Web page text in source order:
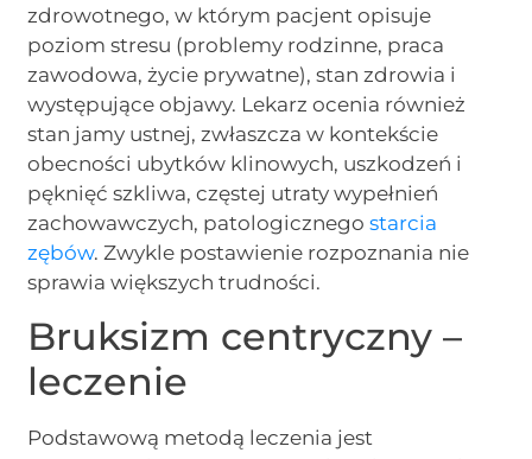
zdrowotnego, w którym pacjent opisuje
poziom stresu (problemy rodzinne, praca
zawodowa, życie prywatne), stan zdrowia i
występujące objawy. Lekarz ocenia również
stan jamy ustnej, zwłaszcza w kontekście
obecności ubytków klinowych, uszkodzeń i
pęknięć szkliwa, częstej utraty wypełnień
zachowawczych, patologicznegostarcia
zębów. Zwykle postawienie rozpoznania nie
sprawia większych trudności.
Bruksizm centryczny –
leczenie
Podstawową metodą leczenia jest